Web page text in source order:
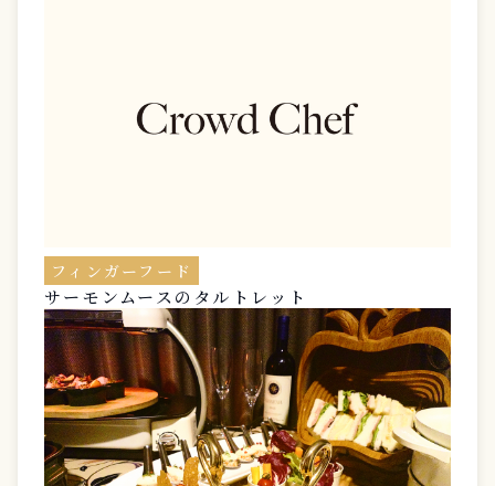
フィンガーフード
サーモンムースのタルトレット